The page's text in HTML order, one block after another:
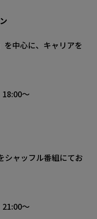
を中心に、キャリアを
～
シャッフル番組にてお
～